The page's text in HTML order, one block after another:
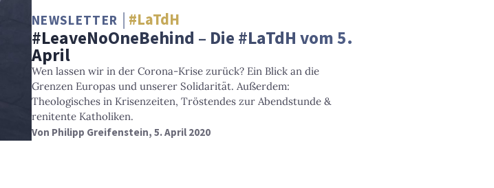
NEWSLETTER #LaTdH
#LeaveNoOneBehind – Die #LaTdH vom 5.
April
Wen lassen wir in der Corona-Krise zurück? Ein Blick an die
Grenzen Europas und unserer Solidarität. Außerdem:
Theologisches in Krisenzeiten, Tröstendes zur Abendstunde &
renitente Katholiken.
Von Philipp Greifenstein, 5. April 2020